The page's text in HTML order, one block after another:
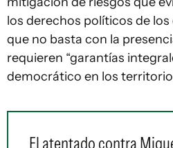
los derechos políticos de los
que no basta con la
requieren “garantías
democrático en los
El atentado contra